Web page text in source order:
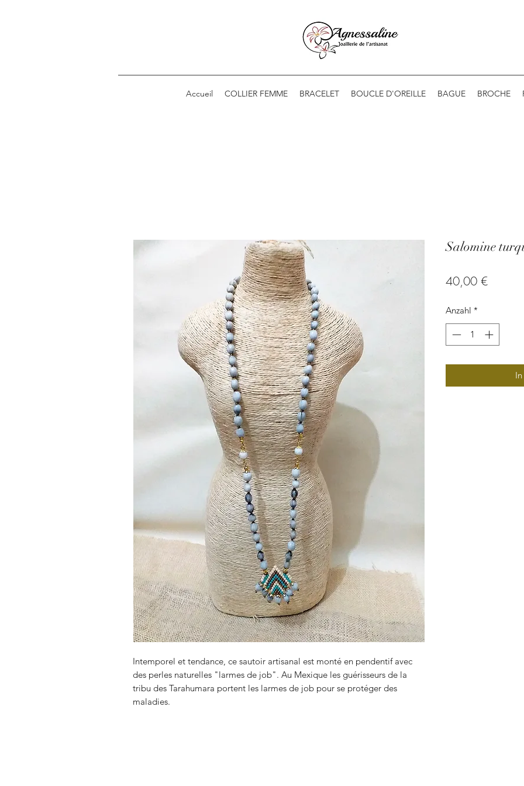
Accueil COLLIER FEMME BRACELET BOUCLE D'OREILLE BAGUE BROCHE
Intemporel et tendance, ce sautoir artisanal est monté en pendentif avec
des perles naturelles "larmes de job". Au Mexique les guérisseurs de la
tribu des Tarahumara portent les larmes de job pour se protéger des
maladies.
Salomine
40,00 €Preis
Anzahl *